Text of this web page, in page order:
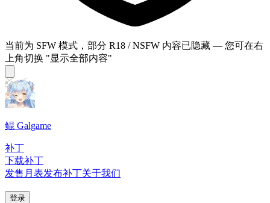
当前为 SFW 模式，部分 R18 / NSFW 内容已隐藏 — 您可在右
上角切换 "显示全部内容"
鲲 Galgame
补丁
下载补丁
发售月表发布补丁关于我们
登录